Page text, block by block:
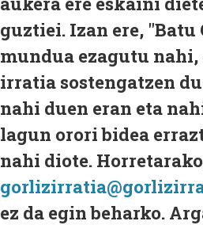
guztiei. Izan ere,
mundua ezagutu
irratia sostengatzen
nahi duen eran eta
lagun orori bidea
nahi diote.
ez da egin beharko.